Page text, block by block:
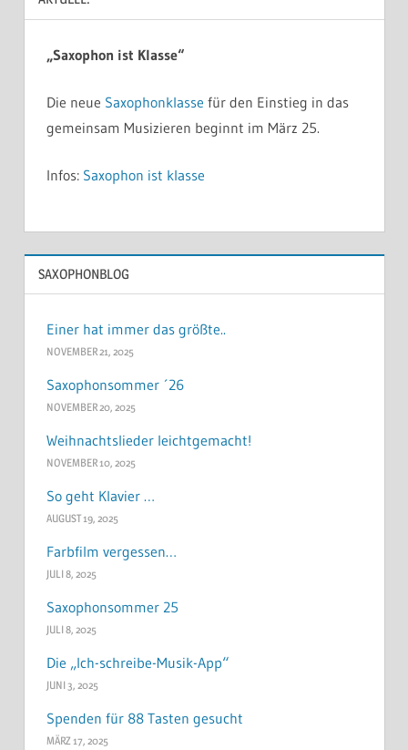
„Saxophon ist Klasse“
Die neue Saxophonklasse für den Einstieg in das
gemeinsam Musizieren beginnt im März 25.
Infos: Saxophon ist klasse
SAXOPHONBLOG
Einer hat immer das größte..
NOVEMBER 21, 2025
Saxophonsommer ´26
NOVEMBER 20, 2025
Weihnachtslieder leichtgemacht!
NOVEMBER 10, 2025
So geht Klavier …
AUGUST 19, 2025
Farbfilm vergessen…
JULI 8, 2025
Saxophonsommer 25
JULI 8, 2025
Die „Ich-schreibe-Musik-App“
JUNI 3, 2025
Spenden für 88 Tasten gesucht
MÄRZ 17, 2025